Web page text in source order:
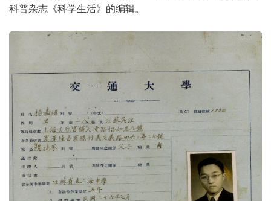
科普杂志《科学生活》的编辑。